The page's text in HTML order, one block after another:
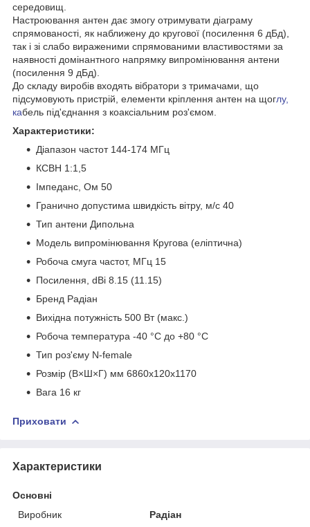
середовищ.
Настроювання антен дає змогу отримувати діаграму
спрямованості, як наближену до кругової (посилення 6 дБд),
так і зі слабо вираженими спрямованими властивостями за
наявності домінантного напрямку випромінювання антени
(посилення 9 дБд).
До складу виробів входять вібратори з тримачами, що
підсумовують пристрій, елементи кріплення антен на щоглу,
кабель під'єднання з коаксіальним роз'ємом.
Характеристики:
Діапазон частот 144-174 МГц
КСВН 1:1,5
Імпеданс, Ом 50
Гранично допустима швидкість вітру, м/с 40
Тип антени Дипольна
Модель випромінювання Кругова (еліптична)
Робоча смуга частот, МГц 15
Посилення, dBi 8.15 (11.15)
Бренд Радіан
Вихідна потужність 500 Вт (макс.)
Робоча температура -40 °C до +80 °C
Тип роз'єму N-female
Розмір (В×Ш×Г) мм 6860x120x1170
Вага 16 кг
Приховати
Характеристики
Основні
Виробник
Радіан